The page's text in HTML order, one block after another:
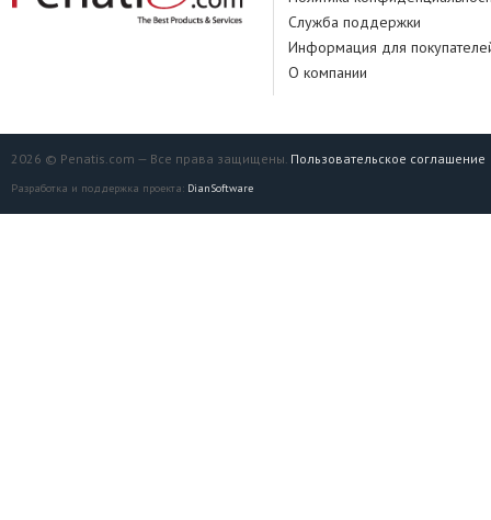
Служба поддержки
Информация для
О компании
2026 © Penatis.com — Все права защищены. Пользовательское соглашение
Разработка и поддержка проекта: DianSoftware